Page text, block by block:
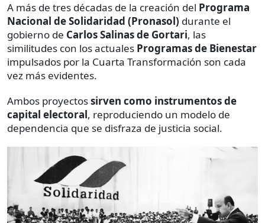
A más de tres décadas de la creación del Programa
Nacional de Solidaridad (Pronasol) durante el
gobierno de Carlos Salinas de Gortari, las
similitudes con los actuales Programas de Bienestar
impulsados por la Cuarta Transformación son cada
vez más evidentes.
Ambos proyectossirven como instrumentos de
capital electoral, reproduciendo un modelo de
dependencia que se disfraza de justicia social.